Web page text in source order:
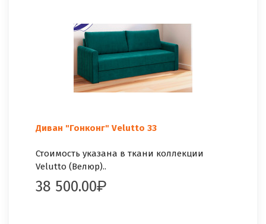
Диван "Гонконг" Velutto 33
Стоимость указана в ткани коллекции
Velutto (Велюр)..
38 500.00